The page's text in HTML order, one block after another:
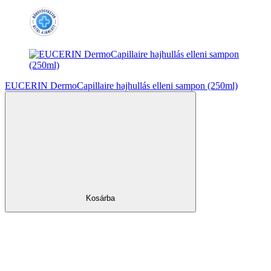
EUCERIN DermoCapillaire hajhullás elleni sampon (250ml)
Kosárba